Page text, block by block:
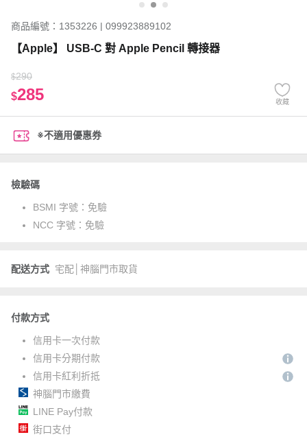
商品編號：1353226 | 099923889102
【Apple】 USB-C 對 Apple Pencil 轉接器
$290
$285 收藏
※不適用優惠券
檢驗碼
BSMI 字號： 免驗
NCC 字號： 免驗
配送方式 宅配│神腦門市取貨
付款方式
信用卡一次付款
信用卡分期付款
信用卡紅利折抵
神腦門市繳費
LINE Pay付款
街口支付